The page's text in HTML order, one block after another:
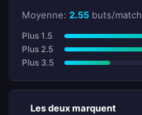
Moyenne: 2.55 buts/match
Plus 1.5
Plus 2.5
Plus 3.5
Les deux marquent